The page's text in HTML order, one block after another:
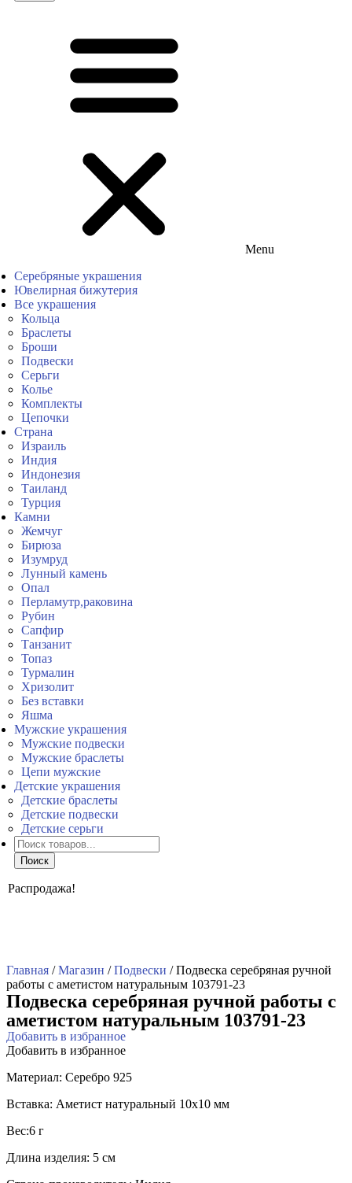
Menu
Серебряные украшения
Ювелирная бижутерия
Все украшения
Кольца
Браслеты
Броши
Подвески
Серьги
Колье
Комплекты
Цепочки
Страна
Израиль
Индия
Индонезия
Таиланд
Турция
Камни
Жемчуг
Бирюза
Изумруд
Лунный камень
Опал
Перламутр,раковина
Рубин
Сапфир
Танзанит
Топаз
Турмалин
Хризолит
Без вставки
Яшма
Мужские украшения
Мужские подвески
Мужские браслеты
Цепи мужские
Детские украшения
Детские браслеты
Детские подвески
Детские серьги
Поиск
товаров
Поиск
Распродажа!
Главная /Магазин /Подвески / Подвеска серебряная ручной
работы с аметистом натуральным 103791-23
Подвеска серебряная ручной работы с
аметистом натуральным 103791-23
Добавить в избранное
Добавить в избранное
Материал: Серебро 925
Вставка: Аметист натуральный 10х10 мм
Вес:6 г
Длина изделия: 5 см